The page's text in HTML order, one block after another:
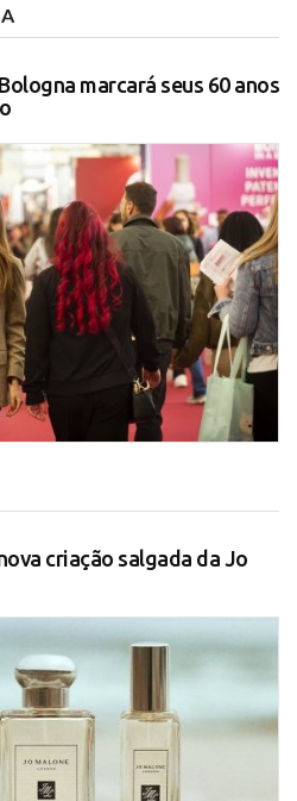
marcará seus 60 anos
criação salgada da Jo